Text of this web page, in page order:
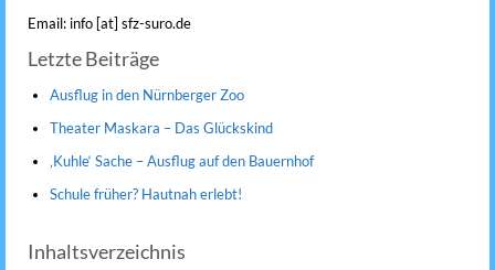
Email: info [at] sfz-suro.de
Letzte Beiträge
Ausflug in den Nürnberger Zoo
Theater Maskara – Das Glückskind
‚Kuhle‘ Sache – Ausflug auf den Bauernhof
Schule früher? Hautnah erlebt!
Inhaltsverzeichnis